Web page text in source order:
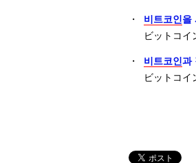
・ 비트코인을
ビットコイ
・ 비트코인과
ビットコイ